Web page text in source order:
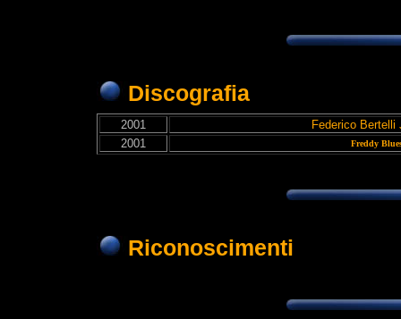
Discografia
2001
Federico Bertelli
2001
Freddy
Riconoscimenti